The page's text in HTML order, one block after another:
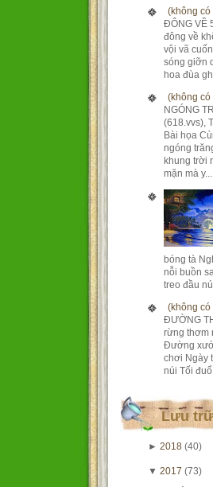
(không có
ĐÔNG VỀ
đông về
vội vã
sóng giỡn
hoa đùa
(không có
NGÓNG
(618.vvs),
Bài họa
ngóng
khung trời
mặn mà y...
bóng tà
nỗi buồn
treo đầu
(không có
ĐƯỜNG
rừng thơm
Đường
chơi Ngày
núi Tối
Lưu
► 2018 (40)
▼ 2017 (73)